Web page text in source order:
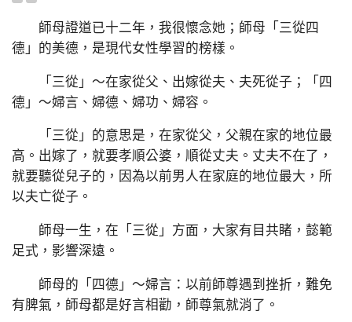
師母證道已十二年，我很懷念她；師母「三從四
德」的美德，是現代女性學習的榜樣。
「三從」～在家從父、出嫁從夫、夫死從子；「四
德」～婦言、婦德、婦功、婦容。
「三從」的意思是，在家從父，父親在家的地位最
高。出嫁了，就要孝順公婆，順從丈夫。丈夫不在了，
就要聽從兒子的，因為以前男人在家庭的地位最大，所
以夫亡從子。
師母一生，在「三從」方面，大家有目共睹，懿範
足式，影響深遠。
師母的「四德」～婦言：以前師尊遇到挫折，難免
有脾氣，師母都是好言相勸，師尊氣就消了。